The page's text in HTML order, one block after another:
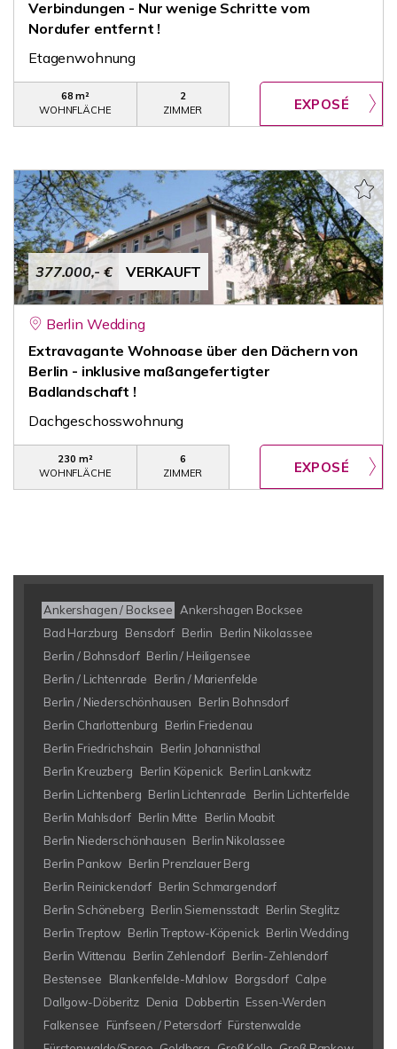
Verbindungen - Nur wenige Schritte vom
Nordufer entfernt !
Etagenwohnung
68 m²
WOHNFLÄCHE
2
ZIMMER
377.000,- € VERKAUFT
Berlin Wedding
Extravagante Wohnoase über den Dächern von
Berlin - inklusive maßangefertigter
Badlandschaft !
Dachgeschosswohnung
230 m²
WOHNFLÄCHE
6
ZIMMER
Ankershagen / Bocksee
Ankershagen Bocksee
Bad Harzburg
Bensdorf Berlin
Berlin Nikolassee
Berlin / Bohnsdorf Berlin / Heiligensee
Berlin / Lichtenrade
Berlin / Marienfelde
Berlin / Niederschönhausen
Berlin Bohnsdorf
Berlin Charlottenburg
Berlin Friedenau
Berlin Friedrichshain
Berlin Johannisthal
Berlin Kreuzberg
Berlin Köpenick Berlin Lankwitz
Berlin Lichtenberg Berlin Lichtenrade
Berlin Lichterfelde
Berlin Mahlsdorf Berlin Mitte
Berlin Moabit
Berlin Niederschönhausen Berlin Nikolassee
Berlin Pankow Berlin Prenzlauer Berg
Berlin Reinickendorf Berlin Schmargendorf
Berlin Schöneberg Berlin Siemensstadt Berlin Steglitz
Berlin Treptow Berlin Treptow-Köpenick Berlin Wedding
Berlin Wittenau
Berlin Zehlendorf Berlin-Zehlendorf
Bestensee
Blankenfelde-Mahlow Borgsdorf Calpe
Dallgow-Döberitz Denia Dobbertin Essen-Werden
Falkensee
Fünfseen / Petersdorf Fürstenwalde